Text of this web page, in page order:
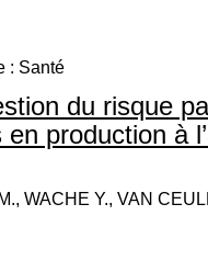
: Santé
du risque
production à
WACHE Y., VAN